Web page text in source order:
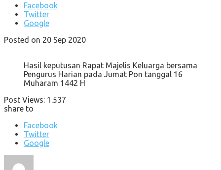
Facebook
Twitter
Google
Posted on 20 Sep 2020
Hasil keputusan Rapat Majelis Keluarga bersama
Pengurus Harian pada Jumat Pon tanggal 16
Muharam 1442 H
Post Views: 1.537
share to
Facebook
Twitter
Google